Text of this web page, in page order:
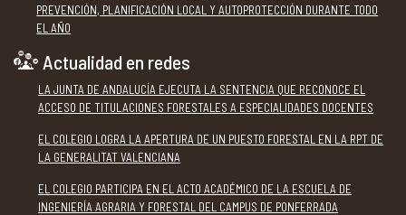
PREVENCIÓN, PLANIFICACIÓN LOCAL Y AUTOPROTECCIÓN DURANTE TODO
EL AÑO
Actualidad en redes
LA JUNTA DE ANDALUCÍA EJECUTA LA SENTENCIA QUE RECONOCE EL
ACCESO DE TITULACIONES FORESTALES A ESPECIALIDADES DOCENTES
EL COLEGIO LOGRA LA APERTURA DE UN PUESTO FORESTAL EN LA RPT DE
LA GENERALITAT VALENCIANA
EL COLEGIO PARTICIPA EN EL ACTO ACADÉMICO DE LA ESCUELA DE
INGENIERÍA AGRARIA Y FORESTAL DEL CAMPUS DE PONFERRADA